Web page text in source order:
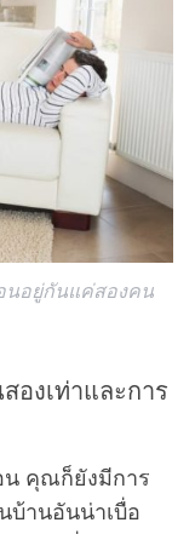
นอยู่กันแค่สองคน
งเท่าและการ
น คุณก็ยังมีการ
บ้านอันน่าเบื่อ